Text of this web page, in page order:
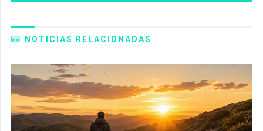
NOTICIAS RELACIONADAS